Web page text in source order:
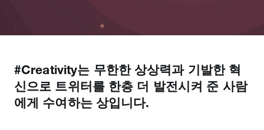
#Creativity는 무한한 상상력과 기발한 혁
신으로 트위터를 한층 더 발전시켜 준 사람
에게 수여하는 상입니다.